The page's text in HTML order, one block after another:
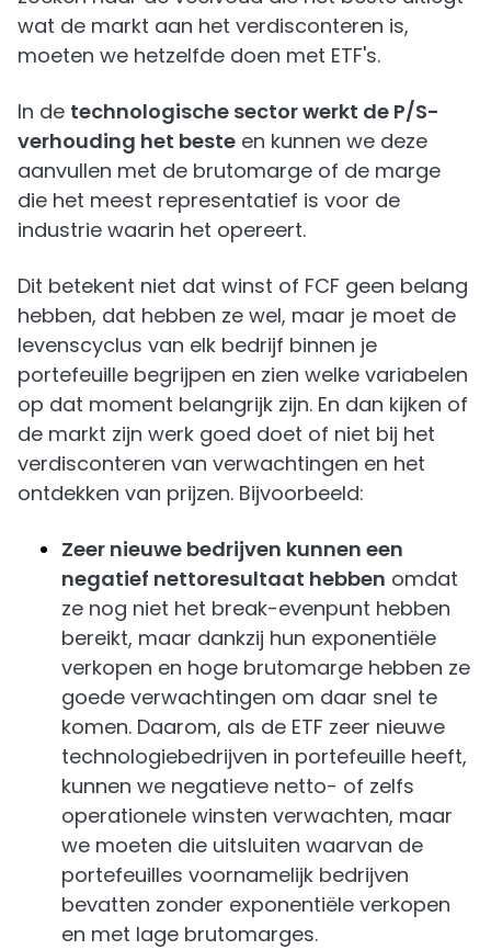
wat de markt aan het verdisconteren is,
moeten we hetzelfde doen met ETF's.
In de technologische sector werkt de P/S-
verhouding het beste en kunnen we deze
aanvullen met de brutomarge of de marge
die het meest representatief is voor de
industrie waarin het opereert.
Dit betekent niet dat winst of FCF geen belang
hebben, dat hebben ze wel, maar je moet de
levenscyclus van elk bedrijf binnen je
portefeuille begrijpen en zien welke variabelen
op dat moment belangrijk zijn. En dan kijken of
de markt zijn werk goed doet of niet bij het
verdisconteren van verwachtingen en het
ontdekken van prijzen. Bijvoorbeeld:
Zeer nieuwe bedrijven kunnen een
negatief nettoresultaat hebben omdat
ze nog niet het break-evenpunt hebben
bereikt, maar dankzij hun exponentiële
verkopen en hoge brutomarge hebben ze
goede verwachtingen om daar snel te
komen. Daarom, als de ETF zeer nieuwe
technologiebedrijven in portefeuille heeft,
kunnen we negatieve netto- of zelfs
operationele winsten verwachten, maar
we moeten die uitsluiten waarvan de
portefeuilles voornamelijk bedrijven
bevatten zonder exponentiële verkopen
en met lage brutomarges.